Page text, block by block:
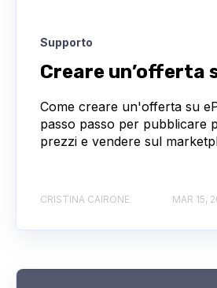
Supporto
Creare un’offerta
Come creare un'offerta su
passo passo per pubblicare
prezzi e vendere sul
CRISTINA CAIRONE MAR 15,